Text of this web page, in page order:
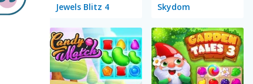
Jewels Blitz 4 Skydom